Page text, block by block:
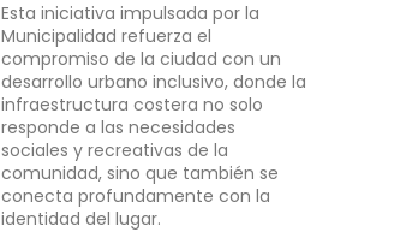
Esta iniciativa impulsada por la
Municipalidad refuerza el
compromiso de la ciudad con un
desarrollo urbano inclusivo, donde la
infraestructura costera no solo
responde a las necesidades
sociales y recreativas de la
comunidad, sino que también se
conecta profundamente con la
identidad del lugar.